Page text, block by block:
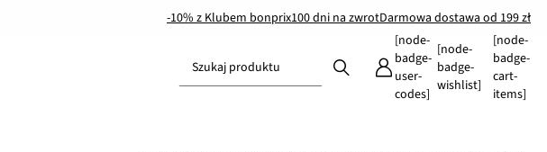
-10% z Klubem bonprix100 dni na zwrotDarmowa dostawa od 199 zł
Szukaj produktu
[node-
badge-
user-
codes]
[node-
badge-
wishlist]
[node-
badge-
cart-
items]